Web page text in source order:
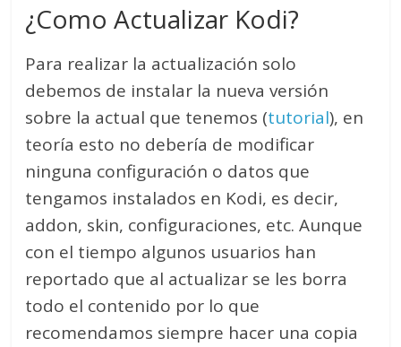
¿Como Actualizar Kodi?
Para realizar la actualización solo
debemos de instalar la nueva versión
sobre la actual que tenemos (tutorial), en
teoría esto no debería de modificar
ninguna configuración o datos que
tengamos instalados en Kodi, es decir,
addon, skin, configuraciones, etc. Aunque
con el tiempo algunos usuarios han
reportado que al actualizar se les borra
todo el contenido por lo que
recomendamos siempre hacer una copia